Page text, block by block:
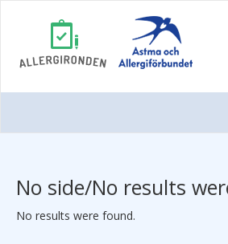
No side/No results
No results were found.